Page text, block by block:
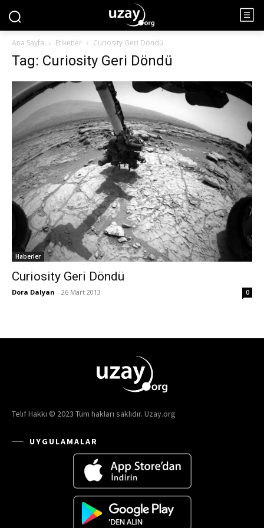
Ana Sayfa Etiketler Curiosity Geri Döndü
Tag: Curiosity Geri Döndü
Haberler
Curiosity Geri Döndü
Dora Dalyan - 26 Mart 2013 0
Telif Hakkı © 2023 Tüm hakları saklıdır. Uzay.org
UYGULAMALAR